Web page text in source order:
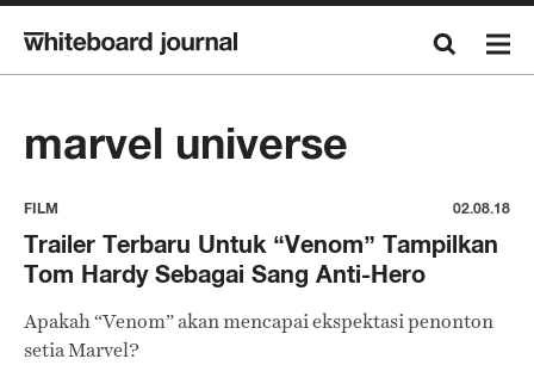
marvel universe
FILM 02.08.18
Trailer Terbaru Untuk “Venom” Tampilkan
Tom Hardy Sebagai Sang Anti-Hero
Apakah “Venom” akan mencapai ekspektasi penonton
setia Marvel?